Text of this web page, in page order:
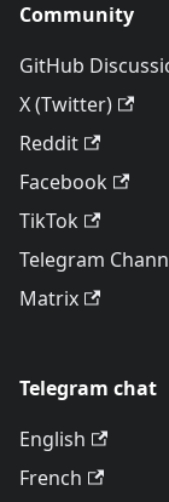
Community
GitHub
X (Twitter)
Reddit
Facebook
TikTok
Telegram
Matrix
Telegram chat
English
French